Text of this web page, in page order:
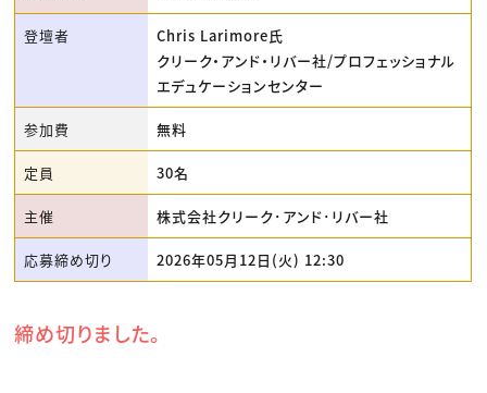
登壇者
Chris Larimore氏
クリーク・アンド・リバー社/プロフェッショナル
エデュケーションセンター
参加費 無料
定員 30名
主催 株式会社クリーク･アンド･リバー社
応募締め切り 2026年05月12日(火) 12:30
締め切りました。